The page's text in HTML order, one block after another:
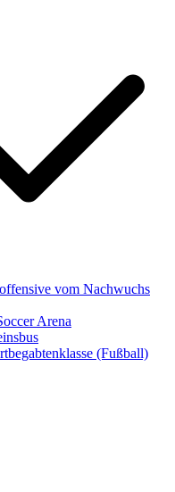
vom Nachwuchs
Arena
(Fußball)